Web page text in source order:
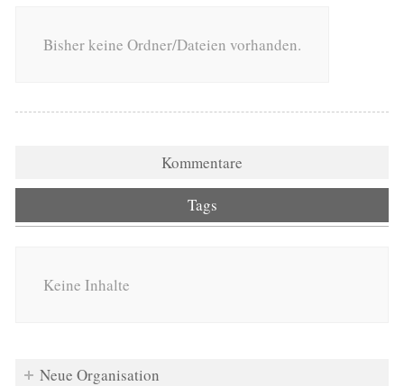
Bisher keine Ordner/Dateien vorhanden.
Kommentare
Tags
Keine Inhalte
Neue Organisation